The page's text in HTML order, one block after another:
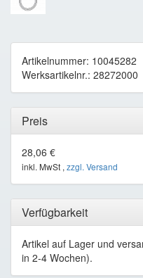
Artikelnummer: 10045282
Werksartikelnr.: 28272000
Preis
28,06 €
inkl. MwSt , zzgl. Versand
Verfügbarkeit
Artikel auf Lager und
in 2-4 Wochen).